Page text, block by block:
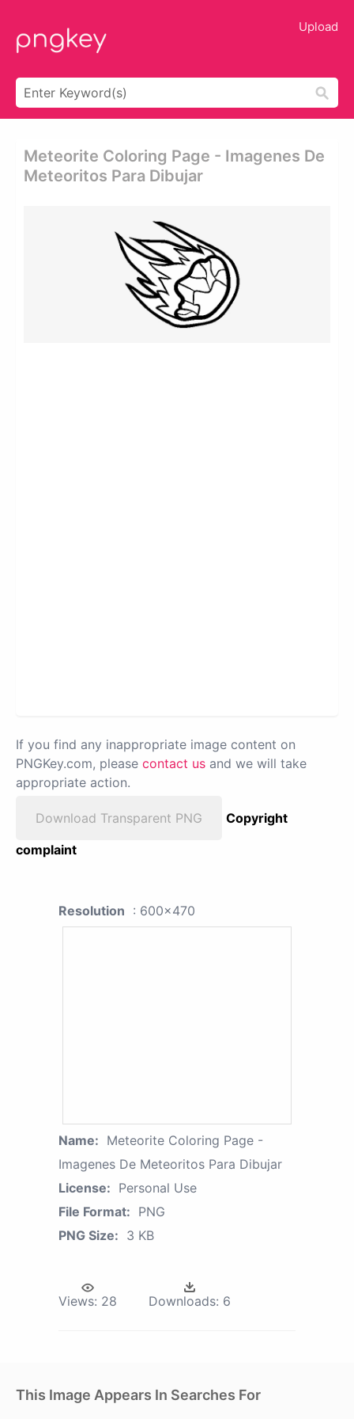
Upload
Meteorite Coloring Page - Imagenes De
Meteoritos Para Dibujar
If you find any inappropriate image content on
PNGKey.com, please contact us and we will take
appropriate action.
Download Transparent PNG
Copyright
complaint
Resolution : 600x470
Name: Meteorite Coloring Page -
Imagenes De Meteoritos Para Dibujar
License: Personal Use
File Format: PNG
PNG Size: 3 KB
Views: 28 Downloads: 6
This Image Appears In Searches For